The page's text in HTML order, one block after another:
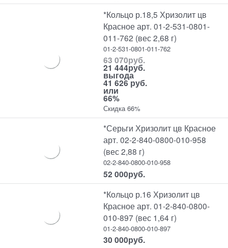
*Кольцо р.18,5 Хризолит цв
Красное арт. 01-2-531-0801-
011-762 (вес 2,68 г)
01-2-531-0801-011-762
63 070руб.
21 444руб.
выгода
41 626 руб.
или
66%
Скидка 66%
*Серьги Хризолит цв Красное
арт. 02-2-840-0800-010-958
(вес 2,88 г)
02-2-840-0800-010-958
52 000руб.
*Кольцо р.16 Хризолит цв
Красное арт. 01-2-840-0800-
010-897 (вес 1,64 г)
01-2-840-0800-010-897
30 000руб.